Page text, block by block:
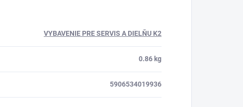
VYBAVENIE PRE SERVIS A DIELŇU K2
0.86 kg
5906534019936